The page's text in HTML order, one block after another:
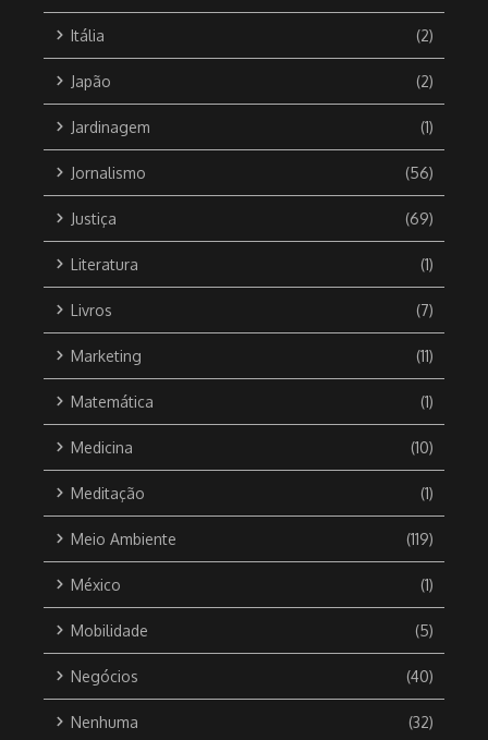
Itália (2)
Japão (2)
Jardinagem (1)
Jornalismo (56)
Justiça (69)
Literatura (1)
Livros (7)
Marketing (11)
Matemática (1)
Medicina (10)
Meditação (1)
Meio Ambiente (119)
México (1)
Mobilidade (5)
Negócios (40)
Nenhuma (32)